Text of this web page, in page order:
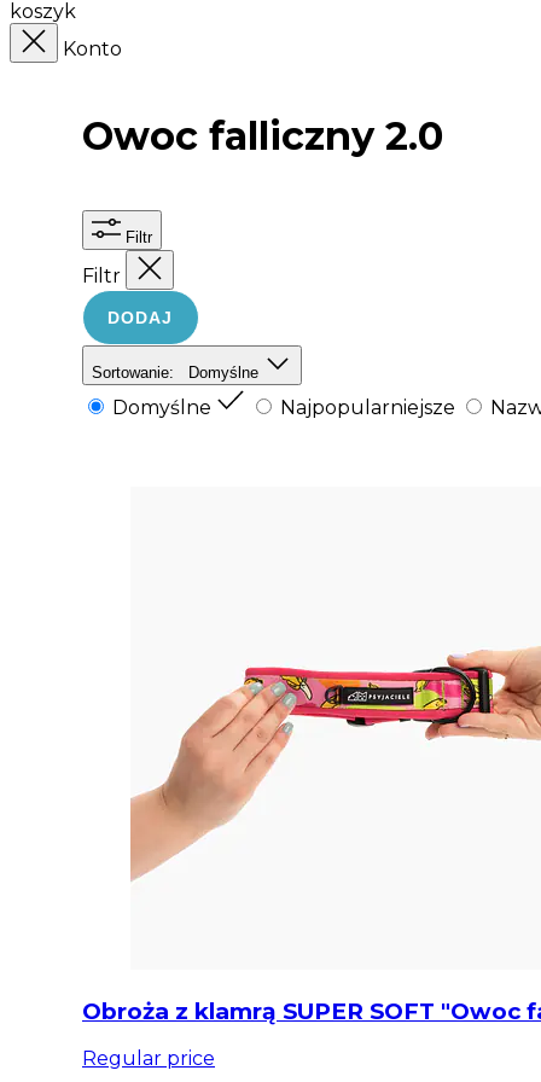
koszyk
Konto
Owoc falliczny 2.0
Filtr
Filtr
DODAJ
Sortowanie: Domyślne
Domyślne Najpopularniejsze
Obroża z klamrą SUPER SOFT "Owoc
Regular price